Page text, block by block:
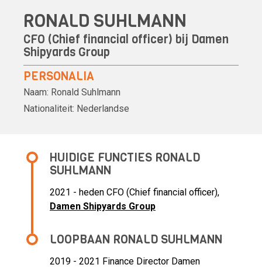
RONALD SUHLMANN
CFO (Chief financial officer) bij Damen
Shipyards Group
PERSONALIA
Naam: Ronald Suhlmann
Nationaliteit: Nederlandse
HUIDIGE FUNCTIES RONALD
SUHLMANN
2021 - heden CFO (Chief financial officer),
Damen Shipyards Group
LOOPBAAN RONALD SUHLMANN
2019 - 2021 Finance Director Damen